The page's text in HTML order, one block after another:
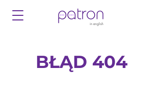
BŁĄD 404